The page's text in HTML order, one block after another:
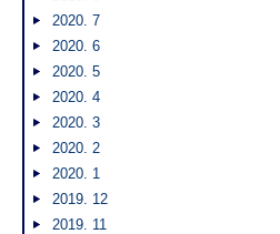
2020. 7
2020. 6
2020. 5
2020. 4
2020. 3
2020. 2
2020. 1
2019. 12
2019. 11